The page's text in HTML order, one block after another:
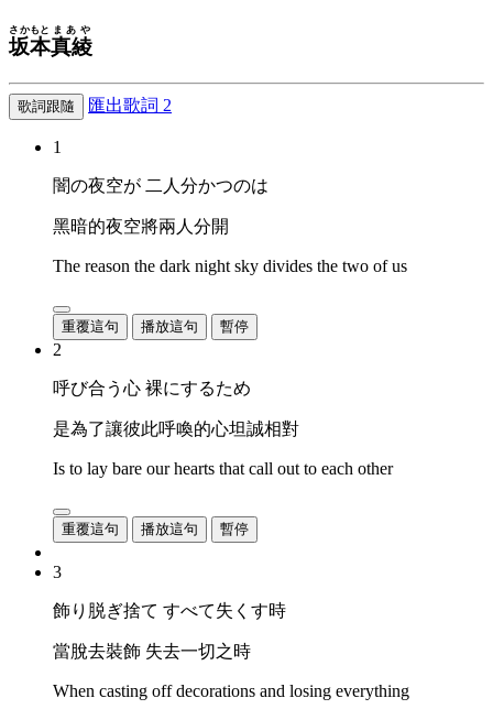
坂本
さかもと
真綾
まあや
歌詞跟隨 匯出歌詞 2
1
闇の夜空が 二人分かつのは
黑暗的夜空將兩人分開
The reason the dark night sky divides the two of us
重覆這句 播放這句 暫停
2
呼び合う心 裸にするため
是為了讓彼此呼喚的心坦誠相對
Is to lay bare our hearts that call out to each other
重覆這句 播放這句 暫停
3
飾り脱ぎ捨て すべて失くす時
當脫去裝飾 失去一切之時
When casting off decorations and losing everything